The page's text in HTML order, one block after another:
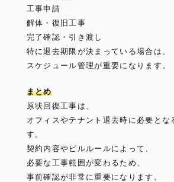
工事申請
解体・復旧工事
完了確認・引き渡し
特に退去期限が決まっている場合は、
スケジュール管理が重要になります。
まとめ
原状回復工事は、
オフィスやテナント退去時に必要とな
す。
契約内容やビルルールによって、
必要な工事範囲が変わるため、
事前確認が非常に重要になります。